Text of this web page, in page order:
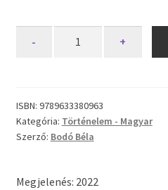
was:
is:
3920 Ft.
- +
ISBN: 9789633380963
Kategória: Történelem - Magyar
Szerző: Bodó Béla
Megjelenés: 2022